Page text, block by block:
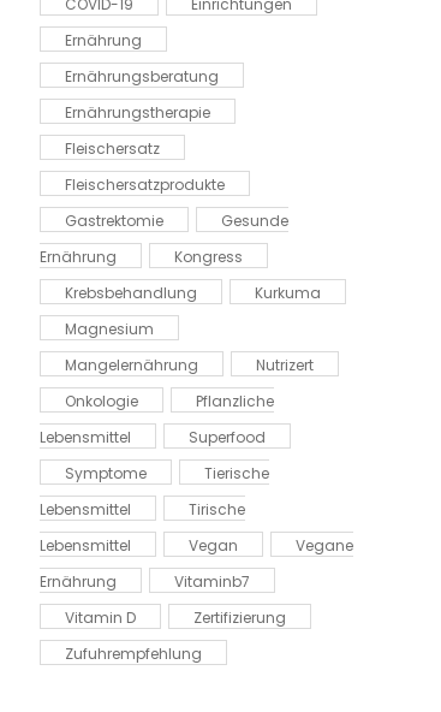
COVID-19
Einrichtungen
Ernährung
Ernährungsberatung
Ernährungstherapie
Fleischersatz
Fleischersatzprodukte
Gastrektomie
Gesunde
Ernährung
Kongress
Krebsbehandlung
Kurkuma
Magnesium
Mangelernährung
Nutrizert
Onkologie
Pflanzliche
Lebensmittel
Superfood
Symptome
Tierische
Lebensmittel
Tirische
Lebensmittel
Vegan
Vegane
Ernährung
Vitaminb7
Vitamin D
Zertifizierung
Zufuhrempfehlung